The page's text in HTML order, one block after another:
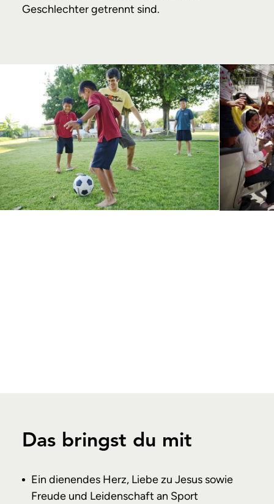
Geschlechter getrennt sind.
Das bringst du mit
Ein dienendes Herz, Liebe zu Jesus sowie
Freude und Leidenschaft an Sport